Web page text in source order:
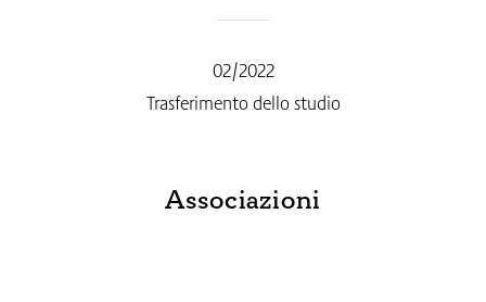
02/2022
Trasferimento dello studio
Associazioni